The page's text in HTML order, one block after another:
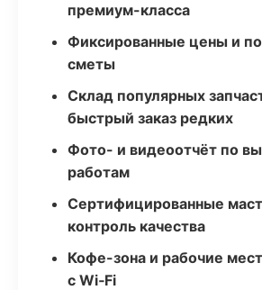
премиум-класса
Фиксированные цены и
сметы
Склад популярных
быстрый заказ редких
Фото- и видеоотчёт по
работам
Сертифицированные
контроль качества
Кофе-зона и рабочие
с Wi‑Fi